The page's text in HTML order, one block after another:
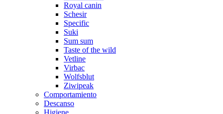
Royal canin
Schesir
Specific
Suki
Sum sum
Taste of the wild
Vetline
Virbac
Wolfsblut
Ziwipeak
Comportamiento
Descanso
Higiene